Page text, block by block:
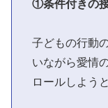
①条件付きの
子どもの行動
いながら愛情
ロールしよう